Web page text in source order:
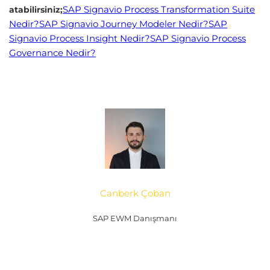
atabilirsiniz;SAP Signavio Process Transformation Suite
Nedir?SAP Signavio Journey Modeler Nedir?SAP
Signavio Process Insight Nedir?SAP Signavio Process
Governance Nedir?
Canberk Çoban
SAP EWM Danışmanı